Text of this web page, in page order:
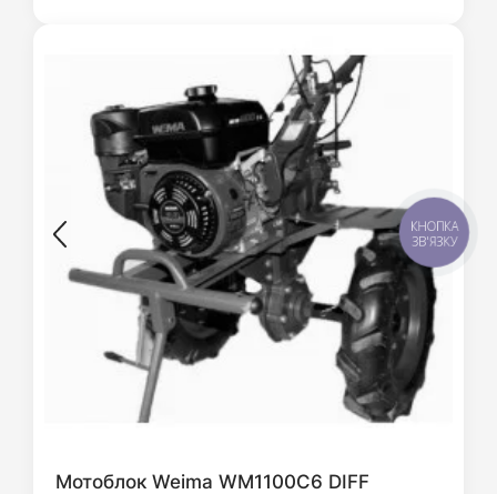
Мотоблок Weima WM1100C6 DIFF
КНОПКА
ЗВ'ЯЗКУ